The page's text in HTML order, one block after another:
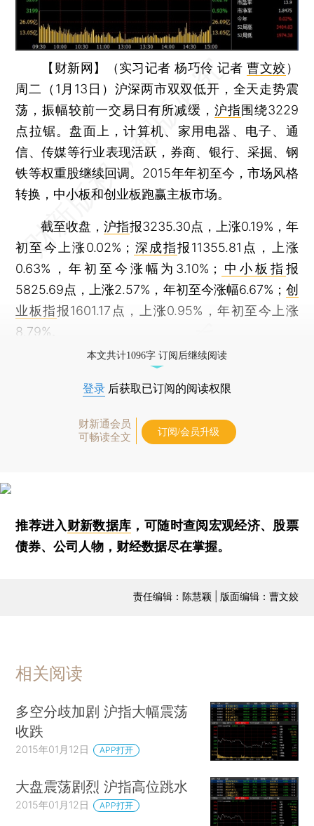
【财新网】（实习记者 杨巧伶 记者曹文姣）
周二（1月13日）沪深两市双双低开，全天走势震
荡，振幅较前一交易日有所减缓， 沪指围绕3229
点拉锯。盘面上，计算机、家用电器、电子、通
信、传媒等行业表现活跃，券商、银行、采掘、钢
铁等权重股继续回调。2015年年初至今，市场风格
转换，中小板和创业板跑赢主板市场。
截至收盘，沪指报3235.30点，上涨0.19%，年
初至今上涨0.02%； 深成指报11355.81点，上涨
0.63%，年初至今涨幅为3.10%；
中小板指 报
5825.69点，上涨2.57%，年初至今涨幅6.67%； 创
业板指报1601.17点，上涨0.95%，年初至今上涨
8.79%。
本文共计1096字 订阅后继续阅读
登录 后获取已订阅的阅读权限
财新通会员
可畅读全文
订阅/会员升级
推荐进入财新数据库 ，可随时查阅宏观经济、股票
债券、公司人物，财经数据尽在掌握。
责任编辑：陈慧颖 | 版面编辑：曹文姣
相关阅读
多空分歧加剧 沪指大幅震荡
收跌
2015年01月12日 APP打开
大盘震荡剧烈 沪指高位跳水
2015年01月12日 APP打开